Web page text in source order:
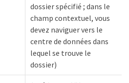
dossier spécifié ; dans le
champ contextuel, vous
devez naviguer vers le
centre de données dans
lequel se trouve le
dossier)